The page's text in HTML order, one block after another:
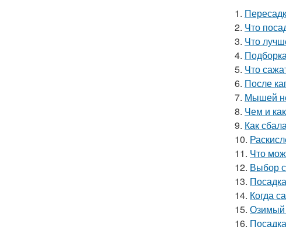
1.
2. Что
3. Что
4.
5. Что
6. После
7. Мышей
8. Чем и
9. Как
10.
11. Что
12. Выбор
13.
14. Когда
15. Озимый
16.